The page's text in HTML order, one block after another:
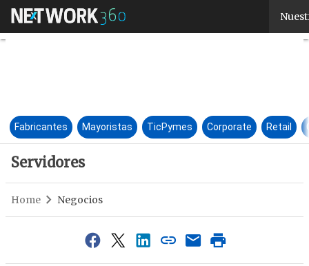
Servidores
Fabricantes Mayoristas TicPymes Corporate Retail
Servidores
Home Negocios